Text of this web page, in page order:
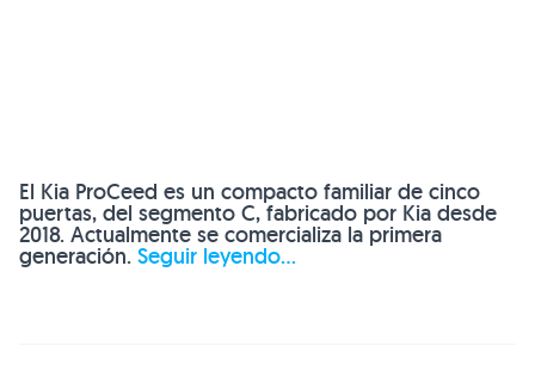
El Kia ProCeed es un compacto familiar de cinco
puertas, del segmento C, fabricado por Kia desde
2018. Actualmente se comercializa la primera
generación. Seguir leyendo...